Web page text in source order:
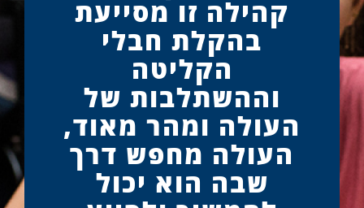
קהילה זו מסייעת
בהקלת חבלי
הקליטה
וההשתלבות של
העולה ומהר מאוד,
העולה מחפש דרך
שבה הוא יכול